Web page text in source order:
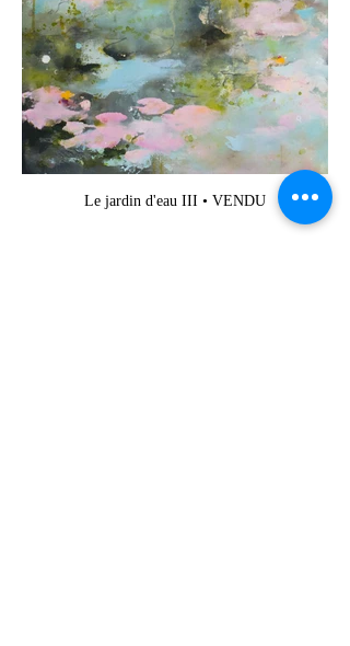
Le jardin d'eau III • VENDU